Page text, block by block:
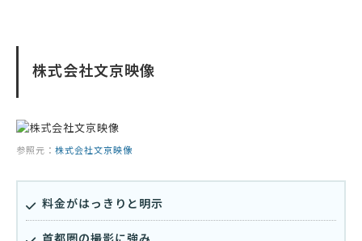
株式会社文京映像
参照元： 株式会社文京映像
料金がはっきりと明示
首都圏の撮影に強み